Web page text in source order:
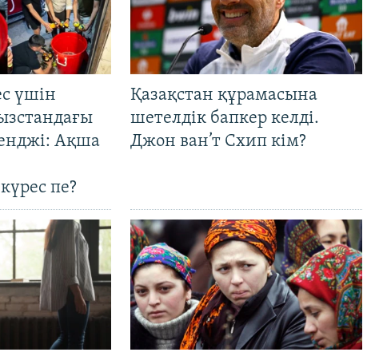
үшін
Ақша
пе?
Қазақстан құрамасына
шетелдік бапкер келді.
Джон ван’т Схип кім?